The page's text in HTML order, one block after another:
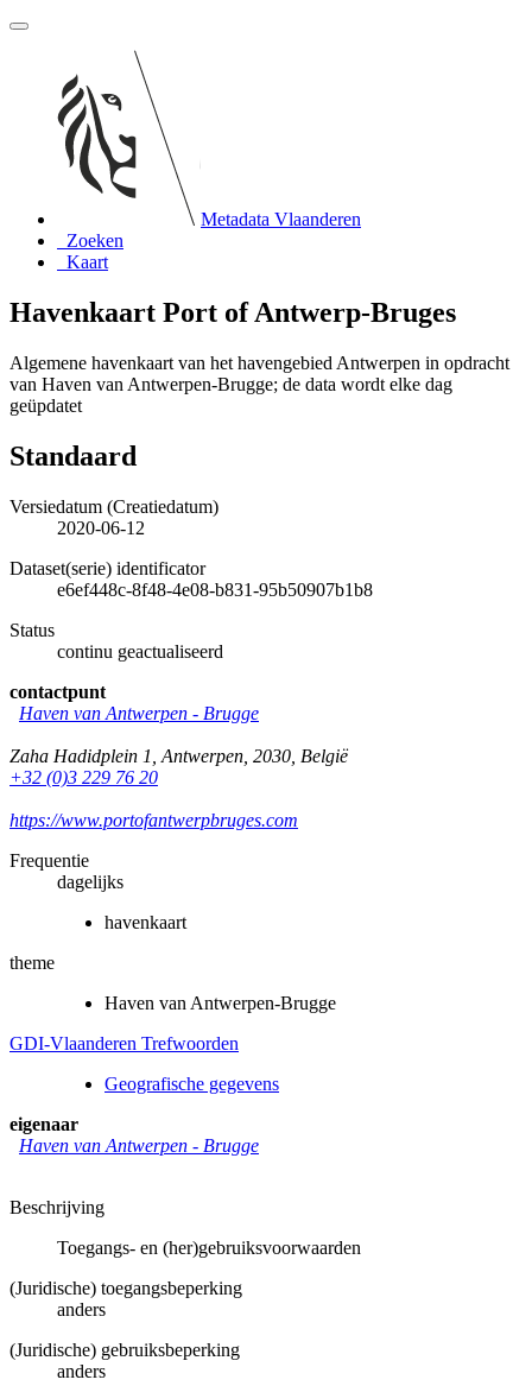
Metadata Vlaanderen
Zoeken
Kaart
Havenkaart Port of Antwerp-Bruges
Algemene havenkaart van het havengebied Antwerpen in opdracht
van Haven van Antwerpen-Brugge; de data wordt elke dag
geüpdatet
Standaard
Versiedatum (Creatiedatum)
2020-06-12
Dataset(serie) identificator
e6ef448c-8f48-4e08-b831-95b50907b1b8
Status
continu geactualiseerd
contactpunt
Haven van Antwerpen - Brugge
Zaha Hadidplein 1 Antwerpen 2030 België
+32 (0)3 229 76 20
https://www.portofantwerpbruges.com
Frequentie
dagelijks
havenkaart
theme
Haven van Antwerpen-Brugge
GDI-Vlaanderen Trefwoorden
Geografische gegevens
eigenaar
Haven van Antwerpen - Brugge
Beschrijving
Toegangs- en (her)gebruiksvoorwaarden
(Juridische) toegangsbeperking
anders
(Juridische) gebruiksbeperking
anders